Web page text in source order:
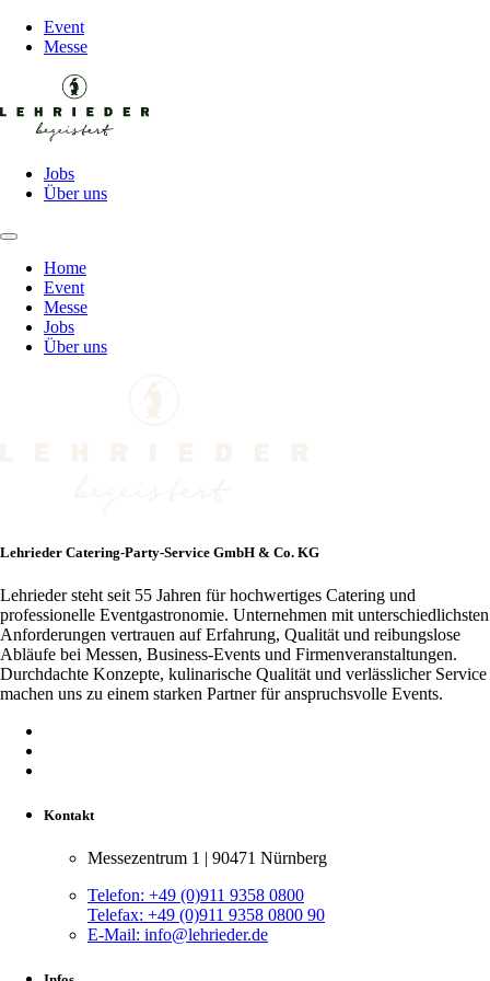
Event
Messe
Jobs
Über uns
Home
Event
Messe
Jobs
Über uns
Lehrieder Catering-Party-Service GmbH & Co. KG
Lehrieder steht seit 55 Jahren für hochwertiges Catering und
professionelle Eventgastronomie. Unternehmen mit unterschiedlichsten
Anforderungen vertrauen auf Erfahrung, Qualität und reibungslose
Abläufe bei Messen, Business-Events und Firmenveranstaltungen.
Durchdachte Konzepte, kulinarische Qualität und verlässlicher Service
machen uns zu einem starken Partner für anspruchsvolle Events.
Kontakt
Messezentrum 1 | 90471 Nürnberg
Telefon: +49 (0)911 9358 0800
Telefax: +49 (0)911 9358 0800 90
E-Mail: info@lehrieder.de